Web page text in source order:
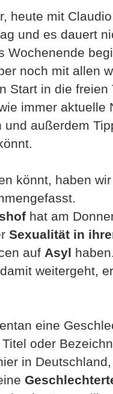
heute mit
und es dauert
Wochenende
noch mit allen
Start in die freien
immer aktuelle
außerdem
könnt, haben
hat am
Sexualität in
auf Asyl
weitergeht,
eine
oder
in